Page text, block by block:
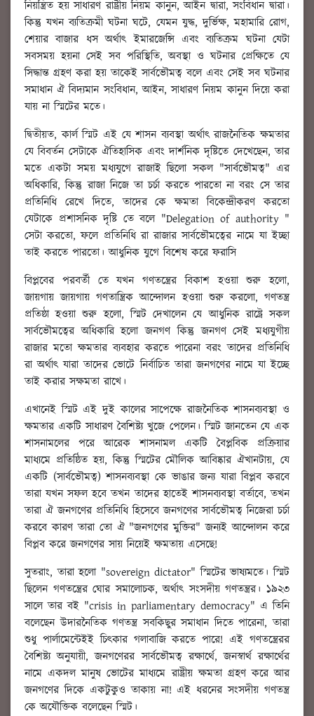
নিয়ন্ত্রিত হয় সাধারণ রাষ্ট্রীয় নিয়ম কানুন, আইন দ্বারা, সংবিধান দ্বারা।
কিন্তু যখন ব্যতিক্রমী ঘটনা ঘটে, যেমন যুদ্ধ, দুর্ভিক্ষ, মহামারি রোগ,
শেয়ার বাজার ধস অর্থাৎ ইমারজেন্সি এবং ব্যতিক্রম ঘটনা যেটা
সবসময় হয়না সেই সব পরিস্থিতি, অবস্থা ও ঘটনার প্রেক্ষিতে যে
সিদ্ধান্ত গ্রহণ করা হয় তাকেই সার্বভৌমত্ব বলে এবং সেই সব ঘটনার
সমাধান ঐ বিদ্যমান সংবিধান, আইন, সাধারণ নিয়ম কানুন দিয়ে করা
যায় না স্মিটের মতে।
দ্বিতীয়ত, কার্ল স্মিট এই যে শাসন ব্যবস্থা অর্থাৎ রাজনৈতিক ক্ষমতার
যে বিবর্তন সেটাকে ঐতিহাসিক এবং দার্শনিক দৃষ্টিতে দেখেছেন, তার
মতে একটা সময় মধ্যযুগে রাজাই ছিলো সকল "সার্বভৌমত্ব" এর
অধিকারি, কিন্তু রাজা নিজে তা চর্চা করতে পারতো না বরং সে তার
প্রতিনিধি রেখে দিতে, তাদের কে ক্ষমতা বিকেন্দ্রীকরণ করতো
যেটাকে প্রশাসনিক দৃষ্টি তে বলে "Delegation of authority "
সেটা করতো, ফলে প্রতিনিধি রা রাজার সার্বভৌমত্বের নামে যা ইচ্ছা
তাই করতে পারতো। আধুনিক যুগে বিশেষ করে ফরাসি
বিপ্লবের পরবর্তী তে যখন গণতন্ত্রের বিকাশ হওয়া শুরু হলো,
জায়গায় জায়গায় গণতান্ত্রিক আন্দোলন হওয়া শুরু করলো, গণতন্ত্র
প্রতিষ্ঠা হওয়া শুরু হলো, স্মিট দেখালেন যে আধুনিক রাষ্ট্রে সকল
সার্বভৌমত্বের অধিকারি হলো জনগণ কিন্তু জনগণ সেই মধ্যযুগীয়
রাজার মতো ক্ষমতার ব্যবহার করতে পারেনা বরং তাদের প্রতিনিধি
রা অর্থাৎ যারা তাদের ভোটে নির্বাচিত তারা জনগণের নামে যা ইচ্ছে
তাই করার সক্ষমতা রাখে।
এখানেই স্মিট এই দুই কালের সাপেক্ষে রাজনৈতিক শাসনব্যবস্থা ও
ক্ষমতার একটি সাধারণ বৈশিষ্ট্য খুজে পেলেন। স্মিট জানতেন যে এক
শাসনামলের পরে আরেক শাসনামল একটি বৈপ্লবিক প্রক্রিয়ার
মাধ্যমে প্রতিষ্ঠিত হয়, কিন্তু স্মিটের মৌলিক আবিষ্কার ঐখানটায়, যে
একটি (সার্বভৌমত্ব) শাসনব্যবস্থা কে ভাঙার জন্য যারা বিপ্লব করবে
তারা যখন সফল হবে তখন তাদের হাতেই শাসনব্যবস্থা বর্তাবে, তখন
তারা ঐ জনগণের প্রতিনিধি হিসেবে জনগণের সার্বভৌমত্ব নিজেরা চর্চা
করবে কারণ তারা তো ঐ "জনগণের মুক্তির" জন্যই আন্দোলন করে
বিপ্লব করে জনগণের সায় নিয়েই ক্ষমতায় এসেছে!
সুতরাং, তারা হলো "sovereign dictator" স্মিটের ভাষ্যমতে। স্মিট
ছিলেন গণতন্ত্রের ঘোর সমালোচক, অর্থাৎ সংসদীয় গণতন্ত্রর। ১৯২৩
সালে তার বই "crisis in parliamentary democracy" এ তিনি
বলেছেন উদারনৈতিক গণতন্ত্র সবকিছুর সমাধান দিতে পারেনা, তারা
শুধু পার্লামেন্টেইই চিৎকার গলাবাজি করতে পারে! এই গণতন্ত্রেরর
বৈশিষ্ট্য অনুযায়ী, জনগণেরর সার্বভৌমত্ব রক্ষার্থে, জনস্বার্থ রক্ষার্থের
নামে একদল মানুষ ভোটের মাধ্যমে রাষ্ট্রীয় ক্ষমতা গ্রহণ করে আর
জনগণের দিকে একটুকুও তাকায় না! এই ধরনের সংসদীয় গণতন্ত্র
কে অযৌক্তিক বলেছেন স্মিট।